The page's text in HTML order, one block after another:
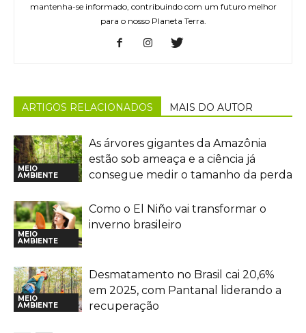
mantenha-se informado, contribuindo com um futuro melhor
para o nosso Planeta Terra.
ARTIGOS RELACIONADOS MAIS DO AUTOR
MEIO
AMBIENTE
As árvores gigantes da Amazônia
estão sob ameaça e a ciência já
consegue medir o tamanho da perda
MEIO
AMBIENTE
Como o El Niño vai transformar o
inverno brasileiro
MEIO
AMBIENTE
Desmatamento no Brasil cai 20,6%
em 2025, com Pantanal liderando a
recuperação